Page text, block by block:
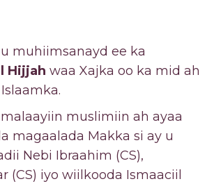
muhiimsanayd ee ka
Hijjah waa Xajka oo ka mid ah
muslimiin ah ayaa
magaalada Makka si ay u
Nebi Ibraahim (CS),
(CS) iyo wiilkooda Ismaaciil